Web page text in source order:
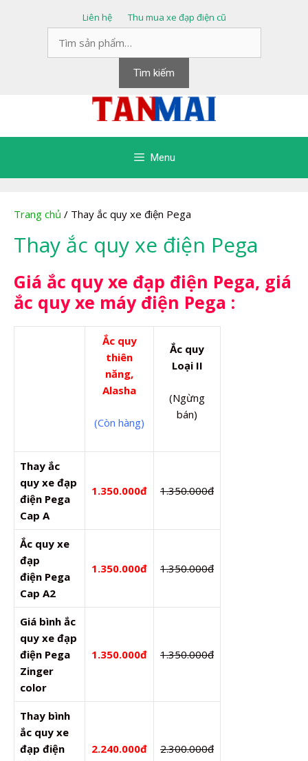
Liên hệ
Thu mua xe đạp điện cũ
kiếm:
Tìm kiếm
Menu
Trang chủ / Thay ắc quy xe điện Pega
Thay ắc quy xe điện Pega
Giá ắc quy xe đạp điện Pega, giá
ắc quy xe máy điện Pega :
Ắc quy
thiên
năng,
Alasha
(Còn hàng)
Ắc quy
Loại II
(Ngừng
bán)
Thay ắc
quy xe đạp
điện Pega
Cap A
1.350.000đ 1.350.000đ
Ắc quy xe
đạp
điện Pega
Cap A2
1.350.000đ 1.350.000đ
Giá bình ắc
quy xe đạp
điện Pega
Zinger
color
1.350.000đ 1.350.000đ
Thay bình
ắc quy xe
đạp điện
2.240.000đ 2.300.000đ